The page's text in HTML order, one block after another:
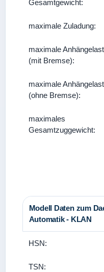
Gesamtgewicht:
maximale Zuladung:
maximale Anhängelast
(mit Bremse):
maximale Anhängelast
(ohne Bremse):
maximales
Gesamtzuggewicht:
Modell Daten zum
Automatik - KLAN
HSN:
TSN: